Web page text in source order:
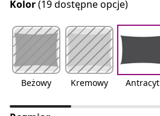
Kolor(19 dostępne opcje)
Beżowy Kremowy Antracyt